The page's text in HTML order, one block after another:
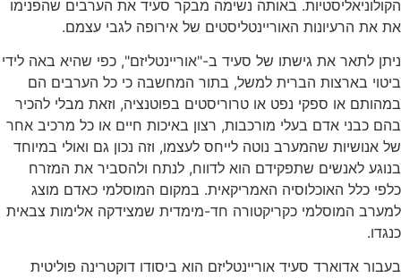
הקולוניאליסטיות. באותה נשימה מבקר סעיד את הערבים שהפנימו
את את הרעיונות האוריינטליסטים של אירופה לגבי עצמם.
ניתן לתאר את גישתו של סעיד ב-"אוריינטליזם", כפי שהיא באה לידי
ביטוי בארצות הברית למשל, בתור המחשבה כי כל הערבים הם
במהותם או ספקי נפט או טרוריסטים בפוטנציה, וזאת מבלי להכיר
בהם כבני אדם בעלי מורכבות, רצון באיכות חיים או כל מרכיב אחר
של אנושיות שהמערב נוטה לייחס לעצמו, וזה נכון גם ואולי במיוחד
בנוגע לאנשים שתפקידם הוא לדווח, לנתח ולהסביר את המזרח
כלפי כלל האוכלוסיה האמריקאית. במקום המוסלמי כאדם מוצג
למערב המוסלמי כקריקטורה חד-מימדית שמצידקה אלימות צבאית
כנגדו.
בעבור אדוארד סעיד אוריינטליזם הוא ביסודו דוקטרינה פוליטית